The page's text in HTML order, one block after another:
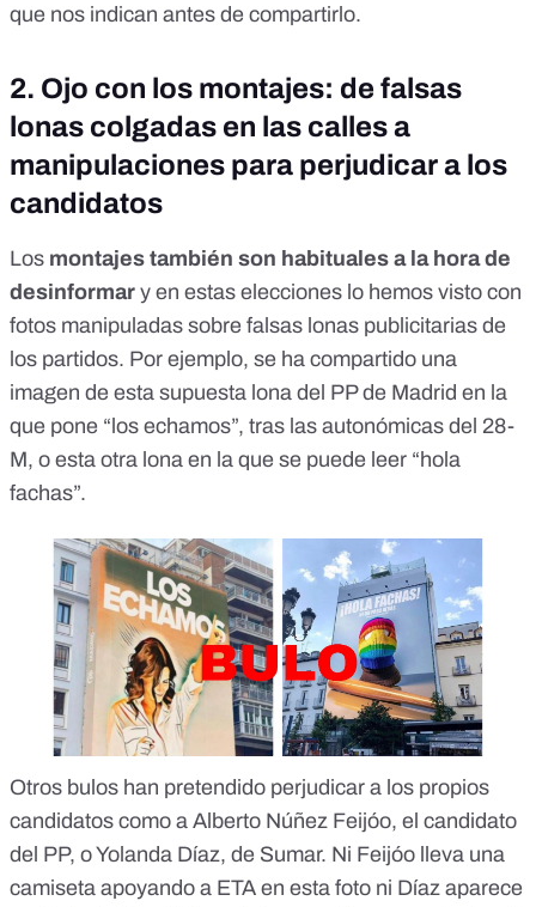
que nos indican antes de compartirlo.
2. Ojo con los montajes: de falsas
lonas colgadas en las calles a
manipulaciones para perjudicar a los
candidatos
Los montajes también son habituales a la hora de
desinformar y en estas elecciones lo hemos visto con
fotos manipuladas sobre falsas lonas publicitarias de
los partidos. Por ejemplo, se ha compartido una
imagen de esta supuesta lona del PP de Madrid en la
que pone “los echamos”, tras las autonómicas del 28-
M, o esta otra lona en la que se puede leer “hola
fachas”.
Otros bulos han pretendido perjudicar a los propios
candidatos como a Alberto Núñez Feijóo, el candidato
del PP, o Yolanda Díaz, de Sumar. Ni Feijóo lleva una
camiseta apoyando a ETA en esta foto ni Díaz aparece